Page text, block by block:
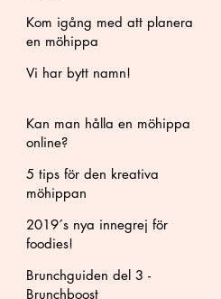
Kom igång med att planera
en möhippa
Vi har bytt namn!
Kan man hålla en möhippa
online?
5 tips för den kreativa
möhippan
2019´s nya innegrej för
foodies!
Brunchguiden del 3 -
Brunchboost